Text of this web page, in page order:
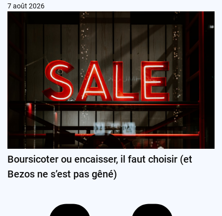
7 août 2026
Boursicoter ou encaisser, il faut choisir (et
Bezos ne s’est pas gêné)